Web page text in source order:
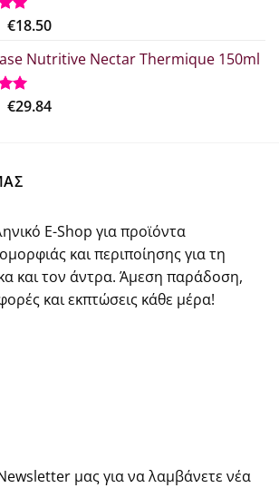
Original
was:
€26.50.
€18.50Η
τιμή
€18.50.
Nutritive Nectar Thermique 150ml
Original
€29.84Η
E-Shop για προϊόντα
και περιποίησης για τη
και τον άντρα. Άμεση παράδοση,
και εκπτώσεις κάθε μέρα!
μας για να λαμβάνετε νέα